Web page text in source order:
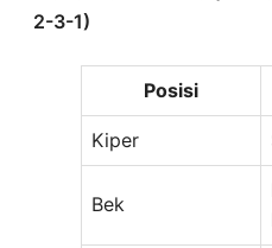
2-3-1)
Posisi
Kiper
Bek